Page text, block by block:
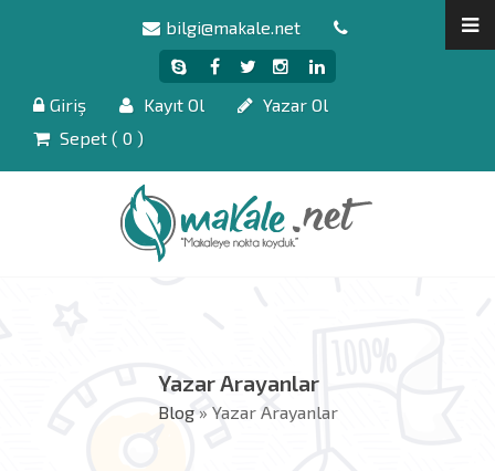
bilgi@makale.net
Giriş Kayıt Ol
Yazar Ol
Sepet ( 0 )
Yazar Arayanlar
Blog» Yazar Arayanlar